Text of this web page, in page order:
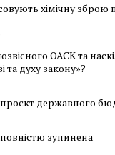
хімічну зброю
ОАСК та
та духу закону»?
державного
зупинена